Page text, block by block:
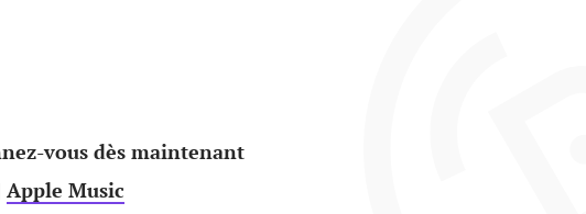
vous dès maintenant
Apple Music